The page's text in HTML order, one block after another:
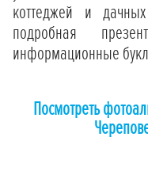
коттеджей и
подробная
информационные
Посмотреть